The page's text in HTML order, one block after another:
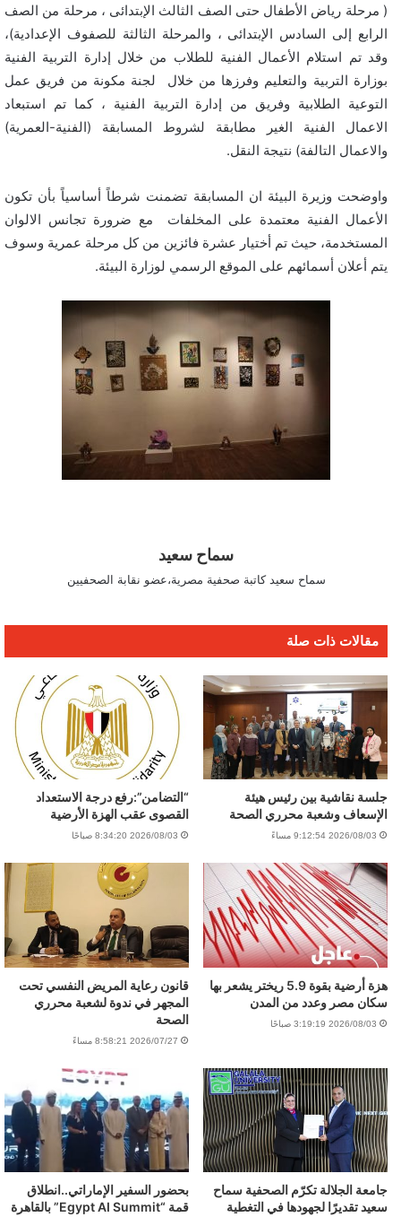
( مرحلة رياض الأطفال حتى الصف الثالث الإبتدائى ، مرحلة من الصف
الرابع إلى السادس الإبتدائى ، والمرحلة الثالثة للصفوف الإعدادية)،
وقد تم استلام الأعمال الفنية للطلاب من خلال إدارة التربية الفنية
بوزارة التربية والتعليم وفرزها من خلال لجنة مكونة من فريق عمل
التوعية الطلابية وفريق من إدارة التربية الفنية ، كما تم استبعاد
الاعمال الفنية الغير مطابقة لشروط المسابقة (الفنية-العمرية)
والاعمال التالفة) نتيجة النقل.
واوضحت وزيرة البيئة ان المسابقة تضمنت شرطاً أساسياً بأن تكون
الأعمال الفنية معتمدة على المخلفات مع ضرورة تجانس الالوان
المستخدمة، حيث تم أختيار عشرة فائزين من كل مرحلة عمرية وسوف
يتم أعلان أسمائهم على الموقع الرسمي لوزارة البيئة.
سماح سعيد
سماح سعيد كاتبة صحفية مصرية،عضو نقابة الصحفيين
مقالات ذات صلة
جلسة نقاشية بين رئيس هيئة
الإسعاف وشعبة محرري الصحة
2026/08/03 9:12:54 مساءً
“التضامن”:رفع درجة الاستعداد
القصوى عقب الهزة الأرضية
2026/08/03 8:34:20 صباحًا
هزة أرضية بقوة 5.9 ريختر يشعر بها
سكان مصر وعدد من المدن
2026/08/03 3:19:19 صباحًا
قانون رعاية المريض النفسي تحت
المجهر في ندوة لشعبة محرري
الصحة
2026/07/27 8:58:21 مساءً
جامعة الجلالة تكرّم الصحفية سماح
سعيد تقديرًا لجهودها في التغطية
بحضور السفير الإماراتي..انطلاق
قمة “Egypt AI Summit” بالقاهرة